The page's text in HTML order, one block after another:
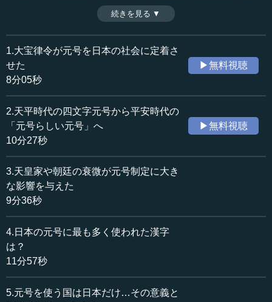
中をどのように生き延びたのか。シリーズ第3話では、鎌
倉、室町時代など中世の元号事情を追う。（全5話第3話）
収録日：2018年9月13日
追加日：2018年11月25日
カテゴリー：
歴史・民族
≪全文≫
●「建」の字で始まった武家支配の世
鎌倉時代になると、治承4（1180）年2月21日に、高倉天
せ、安徳天皇とします。安徳天皇が代始めとして「養和」
に改元します。
しかし、安徳天皇が平氏系の天皇だったことから、対立
していた源氏は治承という元号を継続して使用します。つ
まり、自分が支持しない政権が改めた元号は使わず、その
ことで反政権を示す姿勢が、ほぼこの頃から行われている
続きを見る ▼
1.大宝律令が元号を日本の社会に定着さ
せた
8分05秒
▶無料視聴
2.天平時代の四文字元号から平安時代の
「元号らしい元号」へ
10分27秒
▶無料視聴
3.天皇家や朝廷の衰微が元号制定に大き
な影響を与えた
9分36秒
4.日本の元号に最も多く使われた漢字
は？
11分57秒
5.元号を使う国は日本だけ…その意義と